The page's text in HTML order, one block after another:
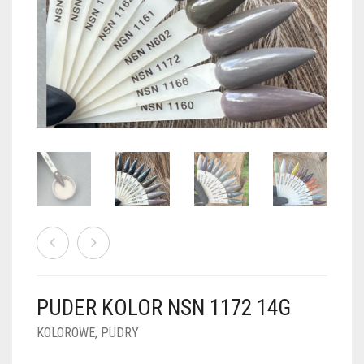
PUDRY BROKATOWE
PUDRY Z DROBINKAMI
PUDRY KOLOR PUR
PUDRY BUDUJĄCE
PUDRY DO FRENCH
PUDRY GALAXY
PUDRY SPARKLE
PUDRY TERMICZNE
PUDRY ŚWIECĄCE
FOIL DIP
PUDER KOLOR NSN 1172 14G
KOLOROWE, PUDRY